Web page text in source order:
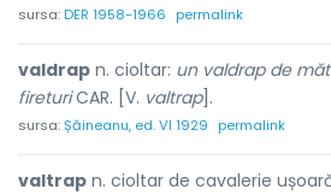
sursa:DER 1958-1966 permalink
valdrap n. cioltar: un valdrap de
fireturiCAR. [V. valtrap].
sursa:Șăineanu, ed. VI 1929 permalink
valtrap n. cioltar de cavalerie